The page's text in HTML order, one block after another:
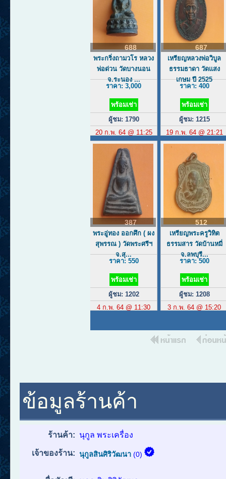
688
พระกริ่งถามวโร หลวง
พ่อด่วน วัดบางนอน
จ.ระนอง ...
ราคา: 3,000
พร้อมเช่า
ผู้ชม: 1790
20 ก.พ. 64 @ 11:25
687
เหรียญหลวงพ่อวิบูล
ธรรมธาดา วัดแสง
เกษม ปี 2525
ราคา: 400
พร้อมเช่า
ผู้ชม: 1215
19 ก.พ. 64 @ 21:21
387
พระอู่ทอง ออกศึก ( ผง
สุพรรณ ) วัดพระศรีฯ
จ.สุ...
ราคา: 550
พร้อมเช่า
ผู้ชม: 1202
4 ก.พ. 64 @ 11:30
512
เหรียญพระครูวิทิต
ธรรมสาร วัดบ้านหมี่
จ.ลพบุรี...
ราคา: 500
พร้อมเช่า
ผู้ชม: 1208
3 ก.พ. 64 @ 15:20
ข้อมูลร้านค้า
ร้านค้า: นุกูล พระเครื่อง
เจ้าของร้าน: นุกูลสินศิริวัฒนา (0)